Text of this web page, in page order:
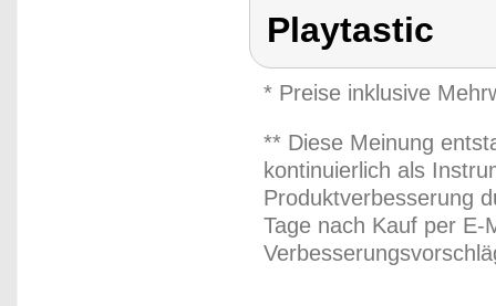
Playtastic
* Preise inklusive
** Diese Meinung
kontinuierlich als
Produktverbesserung
Tage nach Kauf per E-